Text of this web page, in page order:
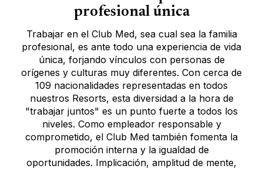
profesional única
Trabajar en el Club Med, sea cual sea la familia
profesional, es ante todo una experiencia de vida
única, forjando vínculos con personas de
orígenes y culturas muy diferentes. Con cerca de
109 nacionalidades representadas en todos
nuestros Resorts, esta diversidad a la hora de
"trabajar juntos" es un punto fuerte a todos los
niveles. Como empleador responsable y
comprometido, el Club Med también fomenta la
promoción interna y la igualdad de
oportunidades. Implicación, amplitud de mente,